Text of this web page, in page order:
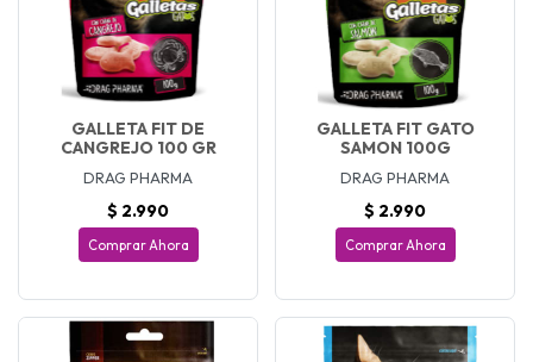
GALLETA FIT DE
CANGREJO 100 GR
DRAG PHARMA
$ 2.990
Comprar Ahora
GALLETA FIT GATO
SAMON 100G
DRAG PHARMA
$ 2.990
Comprar Ahora